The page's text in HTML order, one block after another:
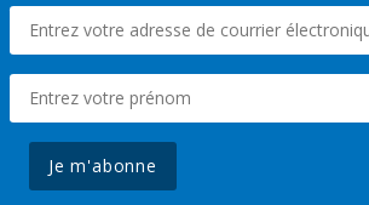
Je m'abonne